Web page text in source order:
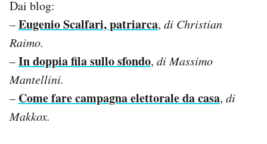
Dai blog:
–Eugenio Scalfari, patriarca, di Christian
Raimo.
–In doppia fila sullo sfondo, di Massimo
Mantellini.
– Come fare campagna elettorale da casa, di
Makkox.